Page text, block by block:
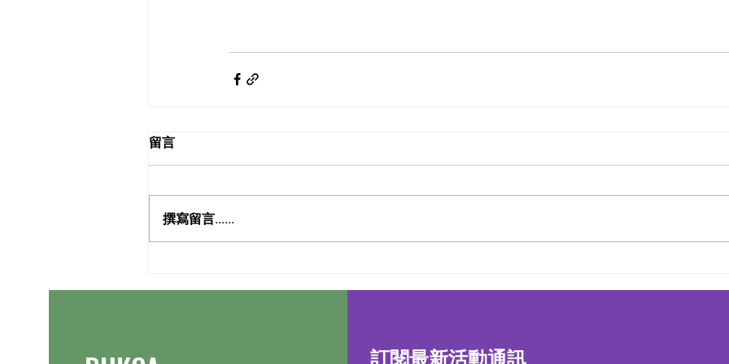
留言
撰寫留言......
訂閱最新活動通訊